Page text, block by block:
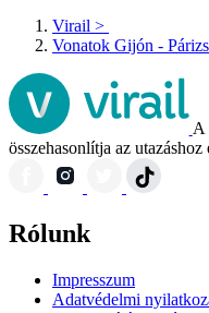
Virail >
Vonatok Gijón - Párizs
A
összehasonlítja az
Rólunk
Impresszum
Adatvédelmi